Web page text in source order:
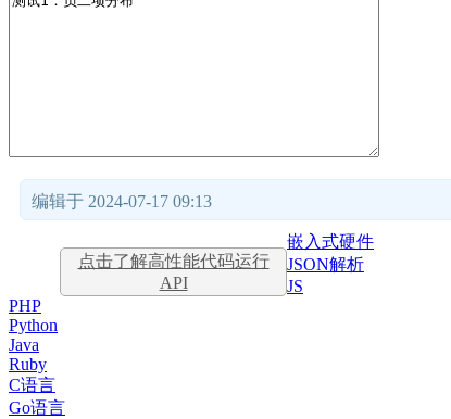
编辑于 2024-07-17 09:13
点击了解高性能代码运行
API
嵌入式硬件
JSON解析
JS
PHP
Python
Java
Ruby
C语言
Go语言